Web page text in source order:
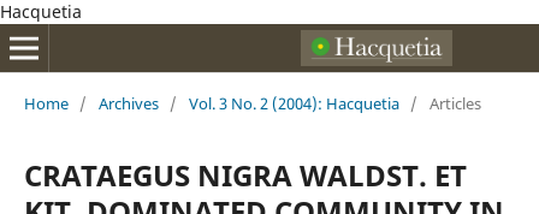
Hacquetia
Home / Archives / Vol. 3 No. 2 (2004): Hacquetia / Articles
CRATAEGUS NIGRA WALDST. ET